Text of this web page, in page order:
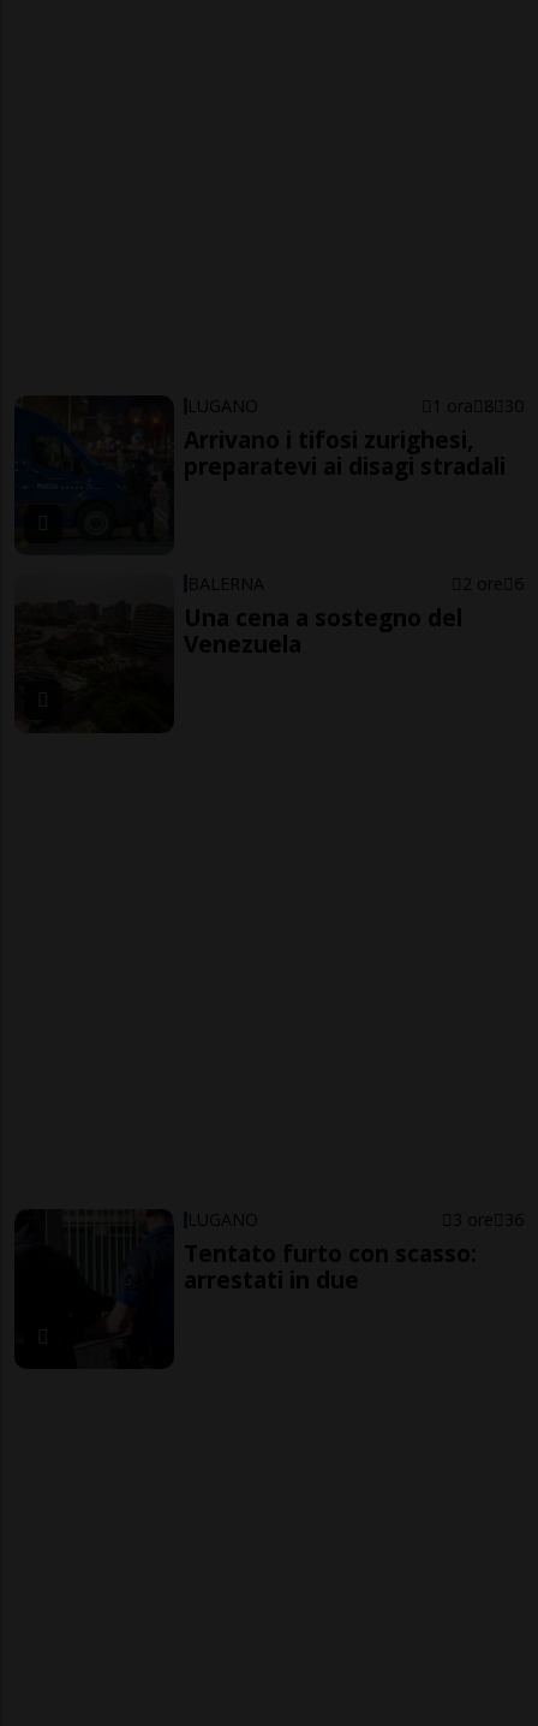
LUGANO 1 ora 8 30
Arrivano i tifosi zurighesi,
preparatevi ai disagi stradali
BALERNA 2 ore 6
Una cena a sostegno del
Venezuela
LUGANO 3 ore 36
Tentato furto con scasso:
arrestati in due